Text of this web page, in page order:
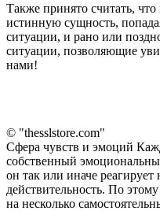
Также принято считать,
истинную сущность,
ситуации, и рано или
ситуации, позволяющие
нами!
© "thesslstore.com"
Сфера чувств и эмоций
собственный
он так или иначе
действительность. По
на несколько